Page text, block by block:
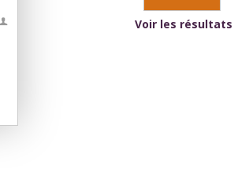
Voir les résultats